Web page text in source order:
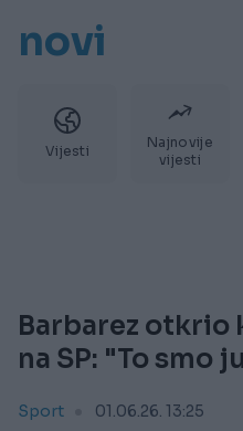
novi
Vijesti
Najnovije
vijesti
Barbarez otkrio
na SP: "To smo
Sport 01.06.26. 13:25